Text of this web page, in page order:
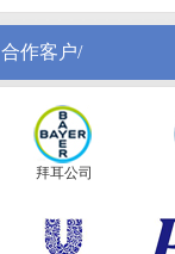
合作客户/
拜耳公司